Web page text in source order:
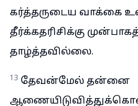
கர்த்தருடைய வாக்கை
தீர்க்கதரிசிக்கு
தாழ்த்தவில்லை.
13 தேவன்மேல் தன்னை